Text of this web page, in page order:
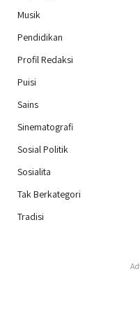
Musik
Pendidikan
Profil Redaksi
Puisi
Sains
Sinematografi
Sosial Politik
Sosialita
Tak Berkategori
Tradisi